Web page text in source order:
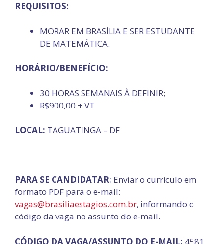
REQUISITOS:
MORAR EM BRASÍLIA E SER ESTUDANTE
DE MATEMÁTICA.
HORÁRIO/BENEFÍCIO:
30 HORAS SEMANAIS À DEFINIR;
R$900,00 + VT
LOCAL: TAGUATINGA – DF
PARA SE CANDIDATAR: Enviar o currículo em
formato PDF para o e-mail:
vagas@brasiliaestagios.com.br, informando o
código da vaga no assunto do e-mail.
CÓDIGO DA VAGA/ASSUNTO DO E-MAIL: 4581